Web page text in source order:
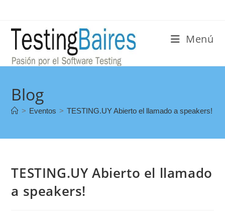
Menú
Blog
> Eventos > TESTING.UY Abierto el llamado a speakers!
TESTING.UY Abierto el llamado
a speakers!